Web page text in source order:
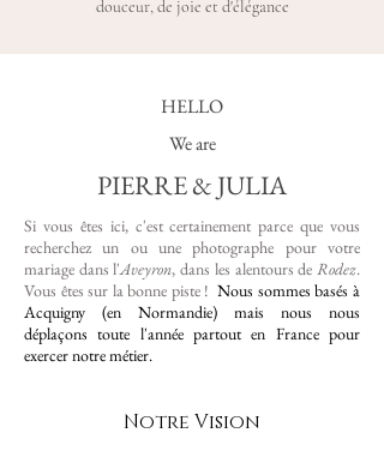
douceur, de joie et d'élégance
HELLO
We are
PIERRE & JULIA
Si vous êtes ici, c'est certainement parce que vous
recherchez un ou une photographe pour votre
mariage dans l'Aveyron, dans les alentours de Rodez.
Vous êtes sur la bonne piste !Nous sommes basés à
Acquigny (en Normandie) mais nous nous
déplaçons toute l'année partout en France pour
exercer notre métier.
Notre Vision